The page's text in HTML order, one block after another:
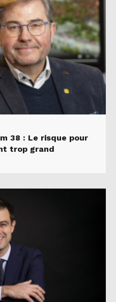
38 : Le risque pour
trop grand